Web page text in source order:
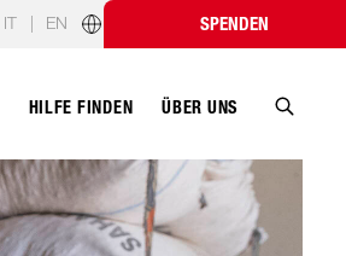
IT | EN
LänderprogrammeSPENDEN
HILFE FINDEN ÜBER UNS